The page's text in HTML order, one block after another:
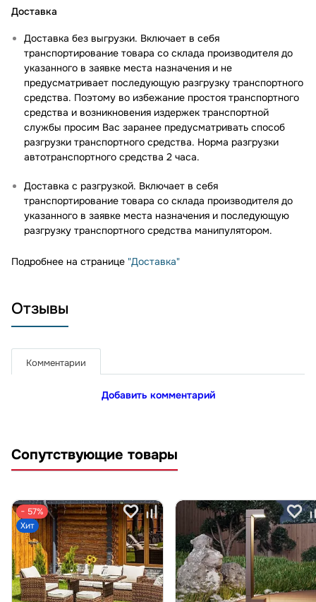
Доставка
Доставка без выгрузки. Включает в себя
транспортирование товара со склада производителя до
указанного в заявке места назначения и не
предусматривает последующую разгрузку транспортного
средства. Поэтому во избежание простоя транспортного
средства и возникновения издержек транспортной
службы просим Вас заранее предусматривать способ
разгрузки транспортного средства. Норма разгрузки
автотранспортного средства 2 часа.
Доставка с разгрузкой. Включает в себя
транспортирование товара со склада производителя до
указанного в заявке места назначения и последующую
разгрузку транспортного средства манипулятором.
Подробнее на странице "Доставка"
Отзывы
Комментарии
Добавить комментарий
Сопутствующие товары
− 57%
Хит